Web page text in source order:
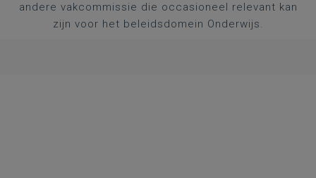
andere vakcommissie die occasioneel relevant kan
zijn voor het beleidsdomein Onderwijs.